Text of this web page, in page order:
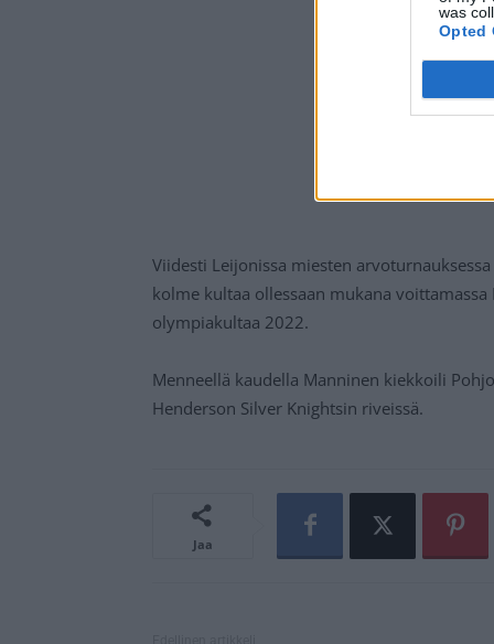
was
Opted
Viidesti Leijonissa miesten
kolme kultaa ollessaan mukana
olympiakultaa 2022.
Menneellä kaudella Manninen kiekkoili
Henderson Silver Knightsin riveissä.
Jaa